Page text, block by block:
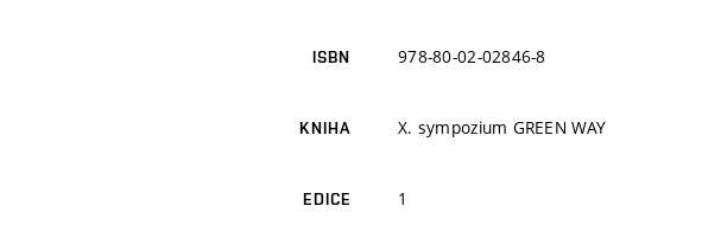
ISBN 978-80-02-02846-8
KNIHA X. sympozium GREEN WAY
EDICE 1